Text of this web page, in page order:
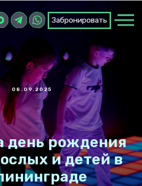
Забронировать
Забронировать
08.09.2025
день рождения
и детей в